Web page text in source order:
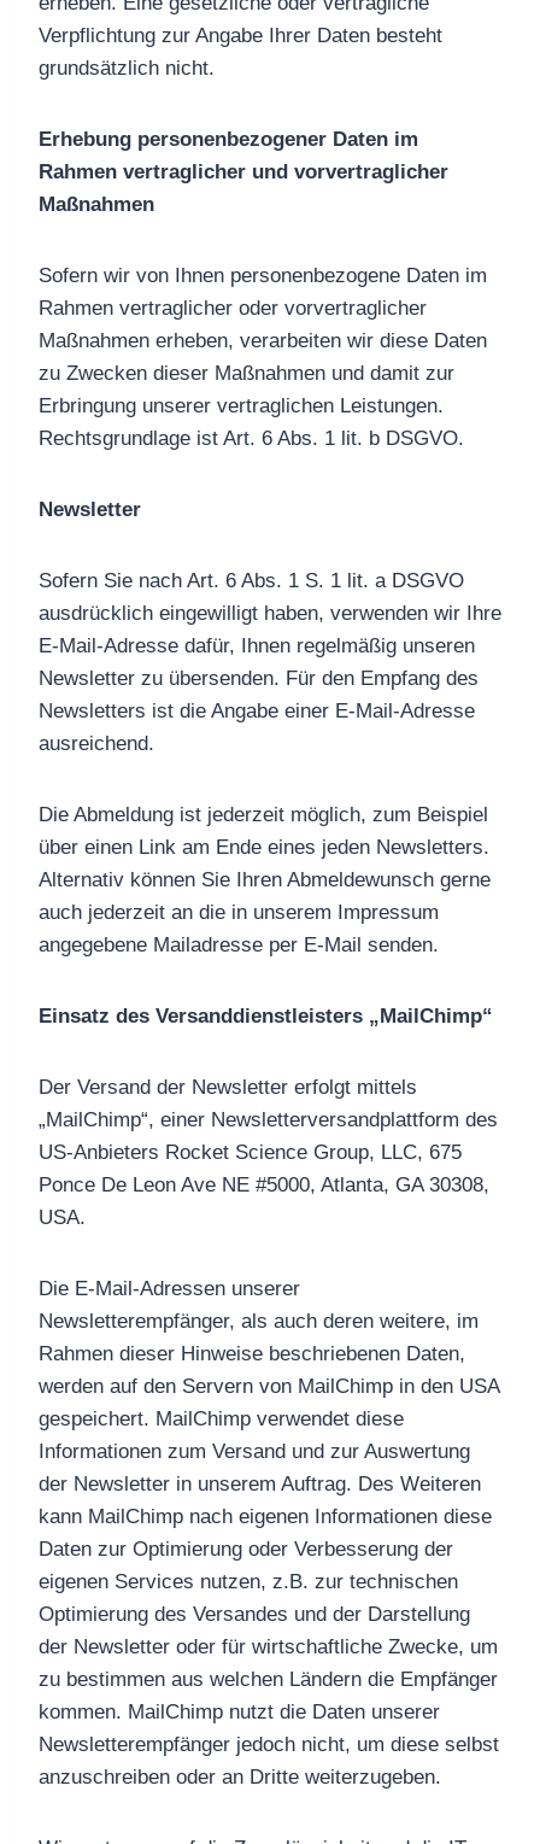
Verpflichtung zur Angabe Ihrer Daten besteht
grundsätzlich nicht.
Erhebung personenbezogener Daten im
Rahmen vertraglicher und vorvertraglicher
Maßnahmen
Sofern wir von Ihnen personenbezogene Daten im
Rahmen vertraglicher oder vorvertraglicher
Maßnahmen erheben, verarbeiten wir diese Daten
zu Zwecken dieser Maßnahmen und damit zur
Erbringung unserer vertraglichen Leistungen.
Rechtsgrundlage ist Art. 6 Abs. 1 lit. b DSGVO.
Newsletter
Sofern Sie nach Art. 6 Abs. 1 S. 1 lit. a DSGVO
ausdrücklich eingewilligt haben, verwenden wir Ihre
E-Mail-Adresse dafür, Ihnen regelmäßig unseren
Newsletter zu übersenden. Für den Empfang des
Newsletters ist die Angabe einer E-Mail-Adresse
ausreichend.
Die Abmeldung ist jederzeit möglich, zum Beispiel
über einen Link am Ende eines jeden Newsletters.
Alternativ können Sie Ihren Abmeldewunsch gerne
auch jederzeit an die in unserem Impressum
angegebene Mailadresse per E-Mail senden.
Einsatz des Versanddienstleisters „MailChimp“
Der Versand der Newsletter erfolgt mittels
„MailChimp“, einer Newsletterversandplattform des
US-Anbieters Rocket Science Group, LLC, 675
Ponce De Leon Ave NE #5000, Atlanta, GA 30308,
USA.
Die E-Mail-Adressen unserer
Newsletterempfänger, als auch deren weitere, im
Rahmen dieser Hinweise beschriebenen Daten,
werden auf den Servern von MailChimp in den USA
gespeichert. MailChimp verwendet diese
Informationen zum Versand und zur Auswertung
der Newsletter in unserem Auftrag. Des Weiteren
kann MailChimp nach eigenen Informationen diese
Daten zur Optimierung oder Verbesserung der
eigenen Services nutzen, z.B. zur technischen
Optimierung des Versandes und der Darstellung
der Newsletter oder für wirtschaftliche Zwecke, um
zu bestimmen aus welchen Ländern die Empfänger
kommen. MailChimp nutzt die Daten unserer
Newsletterempfänger jedoch nicht, um diese selbst
anzuschreiben oder an Dritte weiterzugeben.